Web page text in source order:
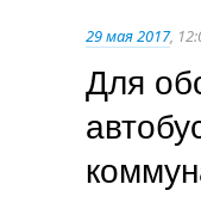
29 мая 2017,
Для